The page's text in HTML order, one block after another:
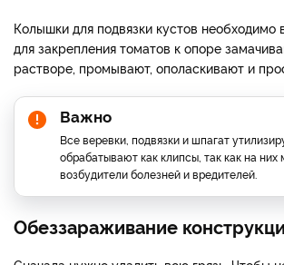
Колышки для подвязки кустов
для закрепления томатов к опоре
растворе, промывают, ополаскивают и
Важно
Все веревки, подвязки и шпагат
обрабатывают как клипсы, так как на них
возбудители болезней и вредителей.
Обеззараживание